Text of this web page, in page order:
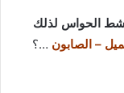
الحواس لذلك
– الصابون …؟